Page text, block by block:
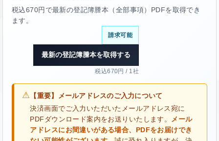
税込670円で最新の登記簿謄本（全部事項）PDFを取得でき
ます。
請求可能
最新の登記簿謄本を取得する
税込670円 / 1社
⚠ 【重要】メールアドレスのご入力について
決済画面でご入力いただいたメールアドレス宛に
PDFダウンロード案内をお送りいたします。
メール
アドレスにお間違いがある場合、PDFをお届けでき